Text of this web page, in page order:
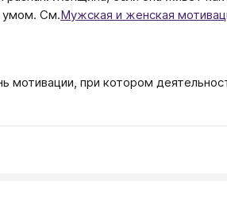
умом. См.Мужская и женская
мотивации, при котором